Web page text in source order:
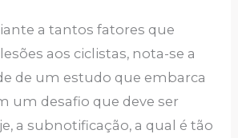
a tantos fatores que
aos ciclistas, nota-se a
de um estudo que embarca
um desafio que deve ser
a subnotificação, a qual é tão